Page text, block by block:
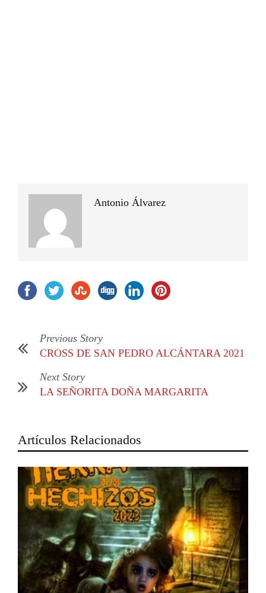
Antonio Álvarez
Previous Story
CROSS DE SAN PEDRO ALCÁNTARA 2021
Next Story
LA SEÑORITA DOÑA MARGARITA
Artículos Relacionados